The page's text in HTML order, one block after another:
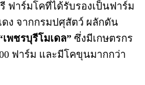
ฟาร์มโคที่ได้รับรองเป็นฟาร์ม
ดง จากกรมปศุสัตว์ ผลักดัน
เพชรบุรีโมเดล” ซึ่งมีเกษตรกร
ฟาร์ม และมีโคขุนมากกว่า